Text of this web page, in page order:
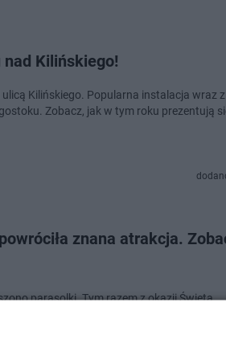
Kilińskiego!
Kilińskiego. Popularna instalacja wraz z
Zobacz, jak w tym roku prezentują
znana atrakcja.
parasolki. Tym razem z okazji Święta